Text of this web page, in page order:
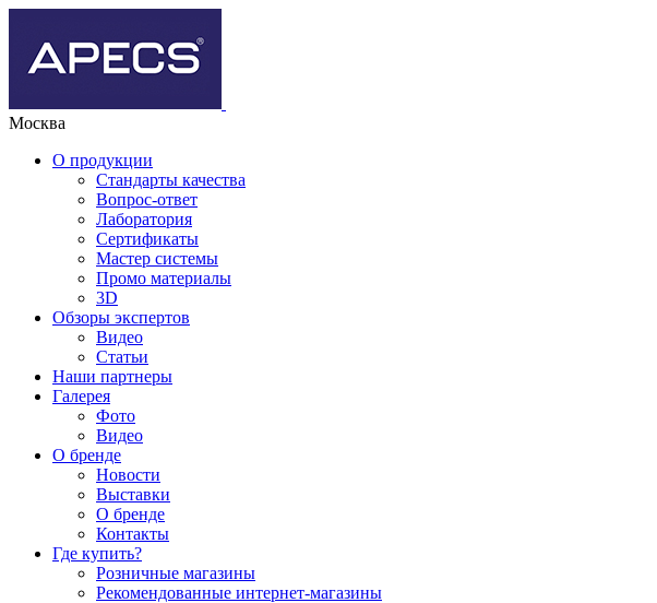
Москва
О продукции
Стандарты качества
Вопрос-ответ
Лаборатория
Сертификаты
Мастер системы
Промо материалы
3D
Обзоры экспертов
Видео
Статьи
Наши партнеры
Галерея
Фото
Видео
О бренде
Новости
Выставки
О бренде
Контакты
Где купить?
Розничные магазины
Рекомендованные интернет-магазины